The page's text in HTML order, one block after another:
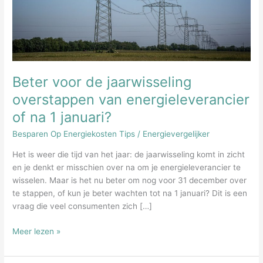
Beter voor de jaarwisseling
overstappen van energieleverancier
of na 1 januari?
Besparen Op Energiekosten Tips / Energievergelijker
Het is weer die tijd van het jaar: de jaarwisseling komt in zicht
en je denkt er misschien over na om je energieleverancier te
wisselen. Maar is het nu beter om nog voor 31 december over
te stappen, of kun je beter wachten tot na 1 januari? Dit is een
vraag die veel consumenten zich […]
Beter
de
Meer lezen »